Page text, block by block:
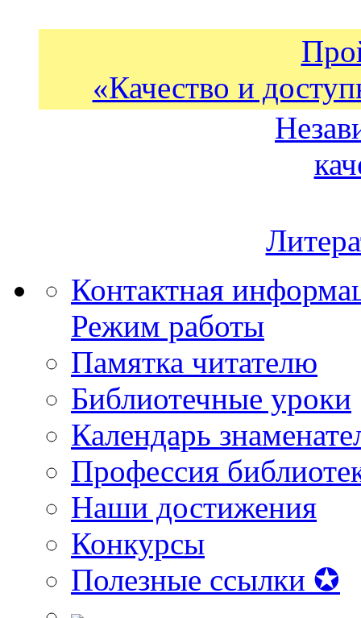
«Качество и
Контактная
Режим работы
Памятка читателю
Библиотечные уроки
Календарь
Профессия
Наши достижения
Конкурсы
Полезные ссылки ✪